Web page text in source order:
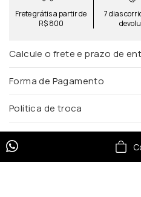
Frete grátis a partir de
R$ 800
7 dias
Calcule o frete e prazo de
Forma de Pagamento
Política de troca